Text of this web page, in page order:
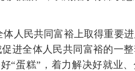
人民共同富裕上取得重要进
进全体人民共同富裕的一
“蛋糕”，着力解决好就业